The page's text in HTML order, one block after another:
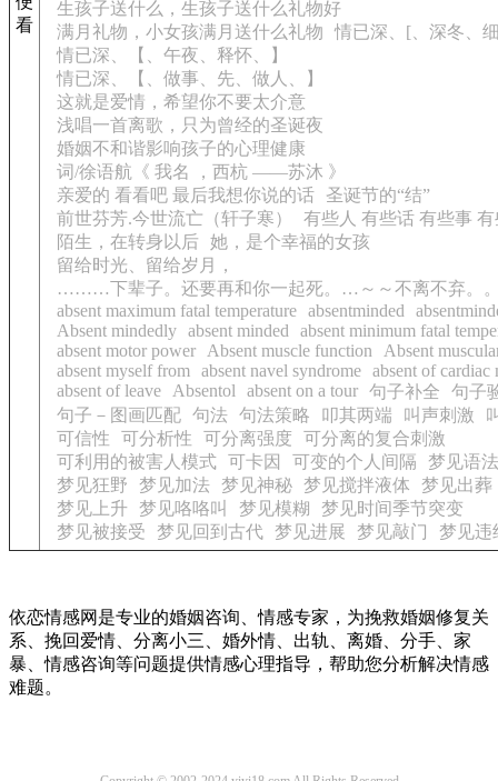
看
生孩子送什么，生孩子送什么礼物好
满月礼物，小女孩满月送什么礼物
情已深、[、深冬、
情已深、【、午夜、释怀、】
情已深、【、做事、先、做人、】
这就是爱情，希望你不要太介意
浅唱一首离歌，只为曾经的圣诞夜
婚姻不和谐影响孩子的心理健康
词/徐语航《 我名 ，西杭 ——苏沐 》
亲爱的 看看吧 最后我想你说的话
圣诞节的“结”
前世芬芳.今世流亡（轩子寒）
有些人 有些话 有些事
陌生，在转身以后
她，是个幸福的女孩
留给时光、留给岁月，
………下辈子。还要再和你一起死。…～～不离不弃。
absent maximum fatal temperature absentminded
Absent mindedly absent minded
absent minimum fatal
absent motor power
Absent muscle function
Absent
absent myself from
absent navel syndrome absent of
absent of leave
Absentol absent on a tour 句子补全
句子
句子－图画匹配 句法 句法策略 叩其两端 叫声刺激
可信性
可分析性 可分离强度
可分离的复合刺激
可利用的被害人模式 可卡因 可变的个人间隔
梦见语法
梦见狂野
梦见加法 梦见神秘 梦见搅拌液体
梦见出葬
梦见上升
梦见咯咯叫 梦见模糊
梦见时间季节突变
梦见被接受
梦见回到古代 梦见进展 梦见敲门 梦见违
依恋情感网是专业的婚姻咨询、情感专家，为挽救婚姻修复关
系、挽回爱情、分离小三、婚外情、出轨、离婚、分手、家
暴、情感咨询等问题提供情感心理指导，帮助您分析解决情感
难题。